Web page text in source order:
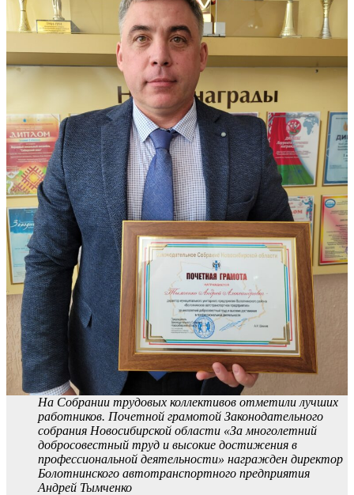
На Собрании трудовых коллективов отметили лучших
работников. Почетной грамотой Законодательного
собрания Новосибирской области «За многолетний
добросовестный труд и высокие достижения в
профессиональной деятельности» награжден директор
Болотнинского автотранспортного предприятия
Андрей Тымченко